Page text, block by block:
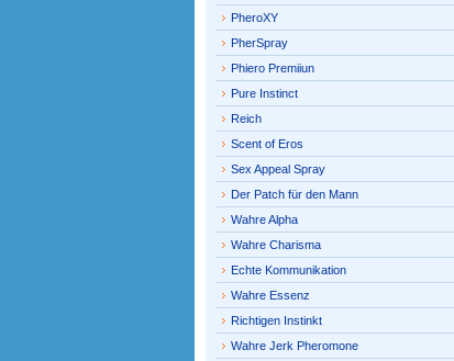
PheroXY
PherSpray
Phiero Premiiun
Pure Instinct
Reich
Scent of Eros
Sex Appeal Spray
Der Patch für den Mann
Wahre Alpha
Wahre Charisma
Echte Kommunikation
Wahre Essenz
Richtigen Instinkt
Wahre Jerk Pheromone